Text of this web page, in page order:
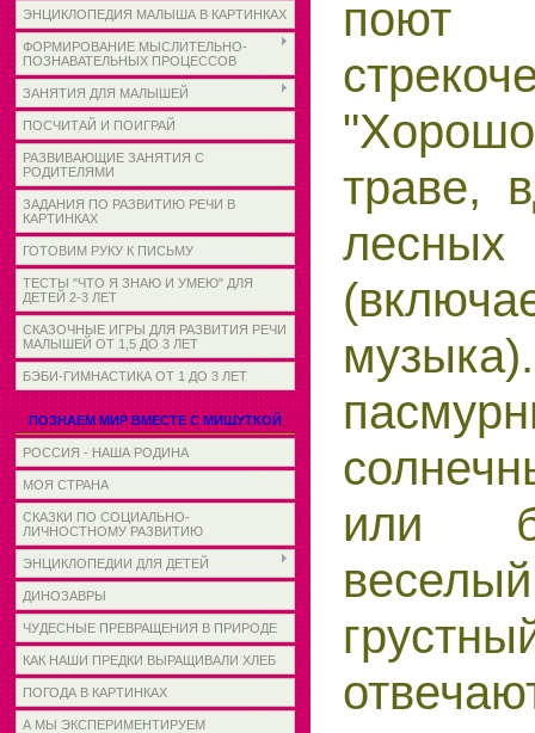
ЭНЦИКЛОПЕДИЯ МАЛЫША В КАРТИНКАХ
ФОРМИРОВАНИЕ МЫСЛИТЕЛЬНО-
ПОЗНАВАТЕЛЬНЫХ ПРОЦЕССОВ
ЗАНЯТИЯ ДЛЯ МАЛЫШЕЙ
ПОСЧИТАЙ И ПОИГРАЙ
РАЗВИВАЮЩИЕ ЗАНЯТИЯ С
РОДИТЕЛЯМИ
ЗАДАНИЯ ПО РАЗВИТИЮ РЕЧИ В
КАРТИНКАХ
ГОТОВИМ РУКУ К ПИСЬМУ
ТЕСТЫ "ЧТО Я ЗНАЮ И УМЕЮ" ДЛЯ
ДЕТЕЙ 2-3 ЛЕТ
СКАЗОЧНЫЕ ИГРЫ ДЛЯ РАЗВИТИЯ РЕЧИ
МАЛЫШЕЙ ОТ 1,5 ДО 3 ЛЕТ
БЭБИ-ГИМНАСТИКА ОТ 1 ДО 3 ЛЕТ
ПОЗНАЕМ МИР ВМЕСТЕ С МИШУТКОЙ
РОССИЯ - НАША РОДИНА
МОЯ СТРАНА
СКАЗКИ ПО СОЦИАЛЬНО-
ЛИЧНОСТНОМУ РАЗВИТИЮ
ЭНЦИКЛОПЕДИИ ДЛЯ ДЕТЕЙ
ДИНОЗАВРЫ
ЧУДЕСНЫЕ ПРЕВРАЩЕНИЯ В ПРИРОДЕ
КАК НАШИ ПРЕДКИ ВЫРАЩИВАЛИ ХЛЕБ
ПОГОДА В КАРТИНКАХ
А МЫ ЭКСПЕРИМЕНТИРУЕМ
траве,
или